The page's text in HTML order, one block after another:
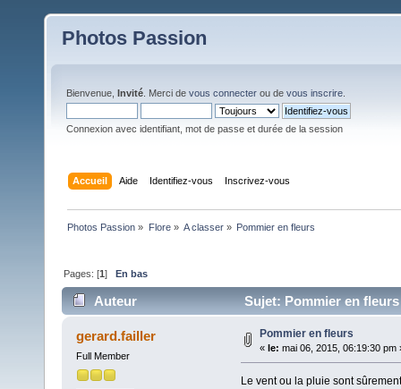
Photos Passion
Bienvenue, Invité . Merci de vous connecter ou de vous inscrire
Connexion avec identifiant, mot de passe et durée de la session
Accueil Aide Identifiez-vous Inscrivez-vous
Photos Passion » Flore» A classer» Pommier en fleurs
Pages: [1]En bas
Auteur Sujet: Pommier en
gerard.failler
Full Member
Pommier en fleurs
« le: mai 06, 2015, 06:19:30 pm
Le vent ou la pluie sont